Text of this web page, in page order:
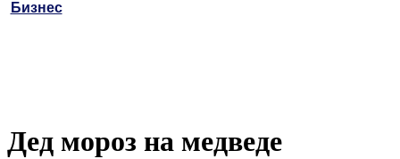
Бизнес
Дед мороз на медведе